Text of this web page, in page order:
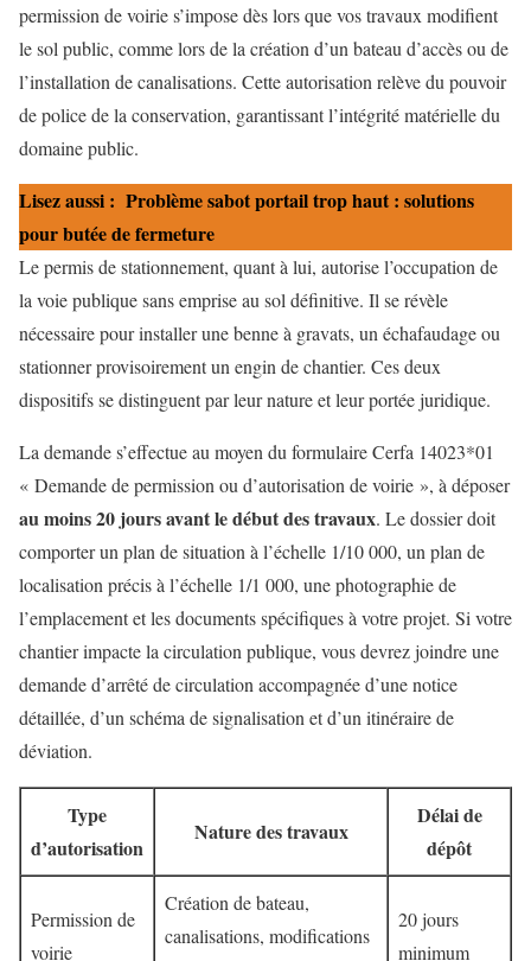
permission de voirie s’impose dès lors que vos travaux modifient
le sol public, comme lors de la création d’un bateau d’accès ou de
l’installation de canalisations. Cette autorisation relève du pouvoir
de police de la conservation, garantissant l’intégrité matérielle du
domaine public.
Lisez aussi : Problème sabot portail trop haut : solutions
pour butée de fermeture
Le permis de stationnement, quant à lui, autorise l’occupation de
la voie publique sans emprise au sol définitive. Il se révèle
nécessaire pour installer une benne à gravats, un échafaudage ou
stationner provisoirement un engin de chantier. Ces deux
dispositifs se distinguent par leur nature et leur portée juridique.
La demande s’effectue au moyen du formulaire Cerfa 14023*01
« Demande de permission ou d’autorisation de voirie », à déposer
au moins 20 jours avant le début des travaux. Le dossier doit
comporter un plan de situation à l’échelle 1/10 000, un plan de
localisation précis à l’échelle 1/1 000, une photographie de
l’emplacement et les documents spécifiques à votre projet. Si votre
chantier impacte la circulation publique, vous devrez joindre une
demande d’arrêté de circulation accompagnée d’une notice
détaillée, d’un schéma de signalisation et d’un itinéraire de
déviation.
Type
d’autorisation
Nature des travaux
Délai de
dépôt
Permission de
voirie
Création de bateau,
canalisations, modifications
20 jours
minimum